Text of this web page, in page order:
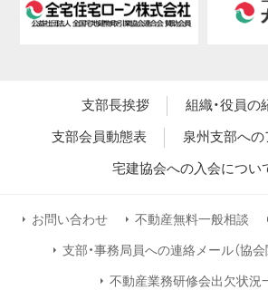
支部長挨拶
組織・役員の
支部会員動態表
泉州支部への
宅建協会への入会につい
お問い合わせ 不動産無料一般相談
支部・事務局員への連絡メール（協会
不動産業務研修会出欠状況